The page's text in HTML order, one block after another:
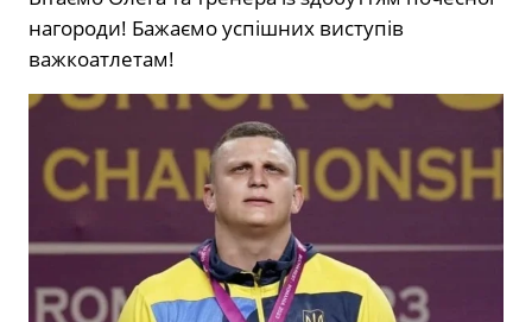
нагороди! Бажаємо успішних виступів
важкоатлетам!